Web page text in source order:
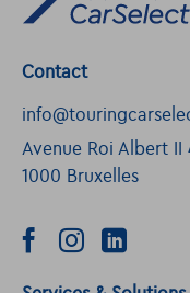
Contact
Avenue Roi Albert II
1000 Bruxelles